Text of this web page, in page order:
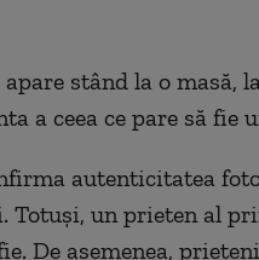
stând la o masă,
a ceea ce pare să fie
autenticitatea
un prieten al
De asemenea,